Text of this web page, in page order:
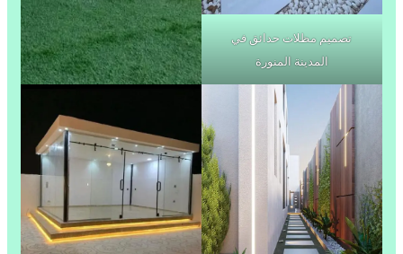
تصميم مظلات حدائق في
المدينة المنورة